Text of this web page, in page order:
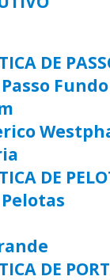
DE
Fundo
DE
DE